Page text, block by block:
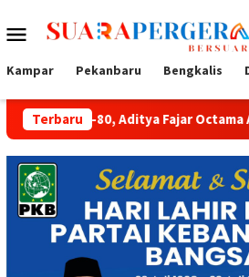
ke
Menu
Mobile
Kampar Pekanbaru Bengkalis
Terbaru
Fajar Octama Apresiasi